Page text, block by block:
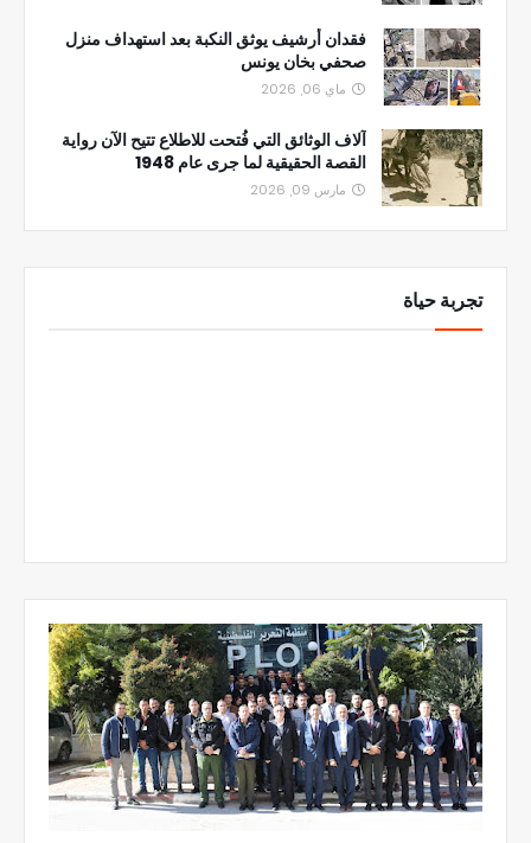
فقدان أرشيف يوثق النكبة بعد استهداف منزل
صحفي بخان يونس
ماي 06, 2026
آلاف الوثائق التي فُتحت للاطلاع تتيح الآن رواية
القصة الحقيقية لما جرى عام 1948
مارس 09, 2026
تجربة حياة